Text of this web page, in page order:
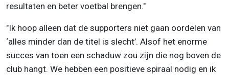
resultaten en beter voetbal brengen."
"Ik hoop alleen dat de supporters niet gaan oordelen van
‘alles minder dan de titel is slecht’. Alsof het enorme
succes van toen een schaduw zou zijn die nog boven de
club hangt. We hebben een positieve spiraal nodig en ik